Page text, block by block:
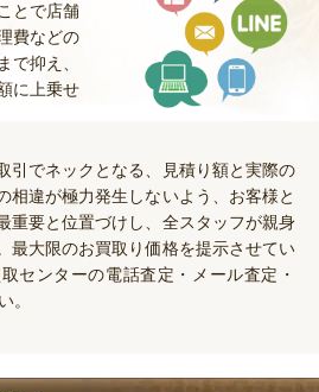
とで店舗
費などの
で抑え、
に上乗せ
引でネックとなる、見積り額と実際の
相違が極力発生しないよう、お客様と
重要と位置づけし、全スタッフが親身
最大限のお買取り価格を提示させてい
センターの電話査定・メール査定・
。